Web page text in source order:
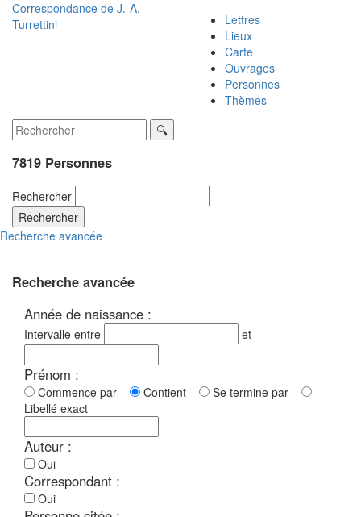
Correspondance de J.-A.
Turrettini
Lettres
Lieux
Carte
Ouvrages
Personnes
Thèmes
7819 Personnes
Rechercher
Rechercher
Recherche avancée
Recherche avancée
Année de naissance :
Intervalle entre et
Prénom :
Commence par Contient
Se termine par
Libellé exact
Auteur :
Oui
Correspondant :
Oui